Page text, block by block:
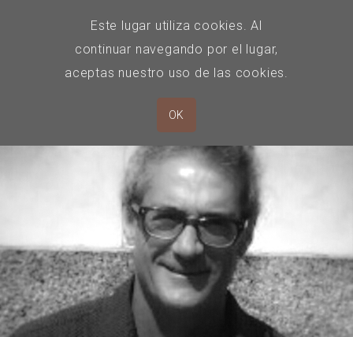
Este lugar utiliza cookies. Al
continuar navegando por el lugar,
aceptas nuestro uso de las cookies.
OK